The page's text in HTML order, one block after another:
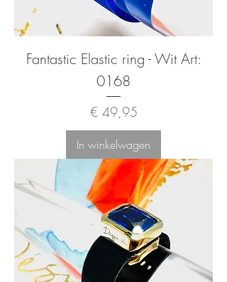
Fantastic Elastic ring - Wit Art:
0168
Prijs
€ 49,95
In winkelwagen